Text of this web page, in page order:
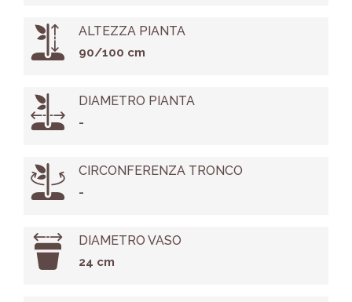
ALTEZZA PIANTA
90/100 cm
DIAMETRO PIANTA
-
CIRCONFERENZA TRONCO
-
DIAMETRO VASO
24 cm